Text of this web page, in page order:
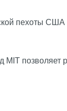
пехоты США
MIT позволяет